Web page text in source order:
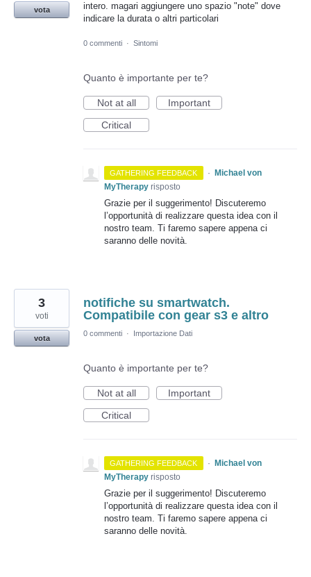
intero. magari aggiungere uno spazio "note" dove
indicare la durata o altri particolari
vota
0 commenti · Sintomi
Quanto è importante per te?
Not at all
Important
Critical
GATHERING FEEDBACK · Michael von
MyTherapy risposto
Grazie per il suggerimento! Discuteremo
l’opportunità di realizzare questa idea con il
nostro team. Ti faremo sapere appena ci
saranno delle novità.
notifiche su smartwatch.
Compatibile con gear s3 e altro
3
voti
vota
0 commenti · Importazione Dati
Quanto è importante per te?
Not at all
Important
Critical
GATHERING FEEDBACK · Michael von
MyTherapy risposto
Grazie per il suggerimento! Discuteremo
l’opportunità di realizzare questa idea con il
nostro team. Ti faremo sapere appena ci
saranno delle novità.